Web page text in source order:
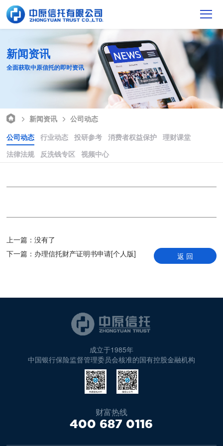
新闻资讯
全面获取中原信托的即时资讯
新闻资讯
公司动态
公司动态
行业动态 投研参考 消费者权益保护
理财课堂
法律法规
反洗钱专区 视频中心
上一篇：没有了
下一篇： 办理信托财产证明书申请[个人版] 返 回
成立于1985年
中国银行保险监督管理委员会核准的国有控股金融机构
财富热线
400 687 0116